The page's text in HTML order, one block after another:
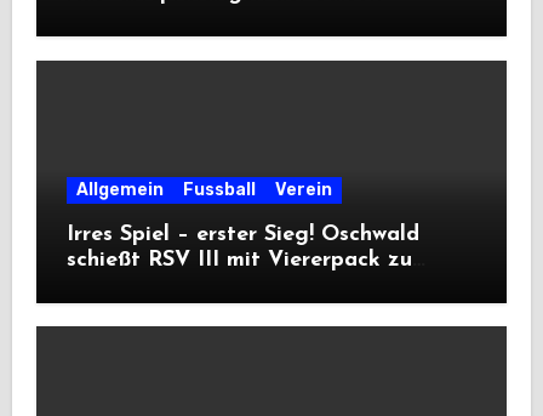
Allgemein Fussball Verein
Irres Spiel – erster Sieg! Oschwald
schießt RSV III mit Viererpack zu